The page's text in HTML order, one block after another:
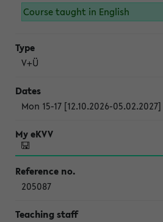
Course taught in English
V+Ü
Mon 15-17 [12.10.2026-05.02.2027]
205087